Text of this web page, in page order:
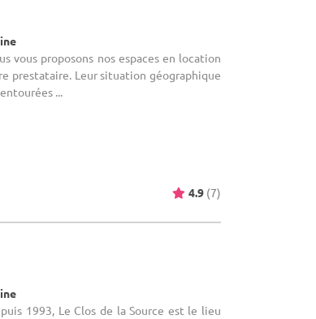
vous proposons nos espaces en location
prestataire. Leur situation géographique
...
4.9 (7)
1993, Le Clos de la Source est le lieu